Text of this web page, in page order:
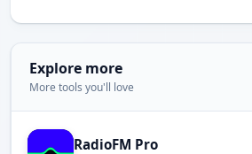
Explore more
More tools you'll love
RadioFM Pro